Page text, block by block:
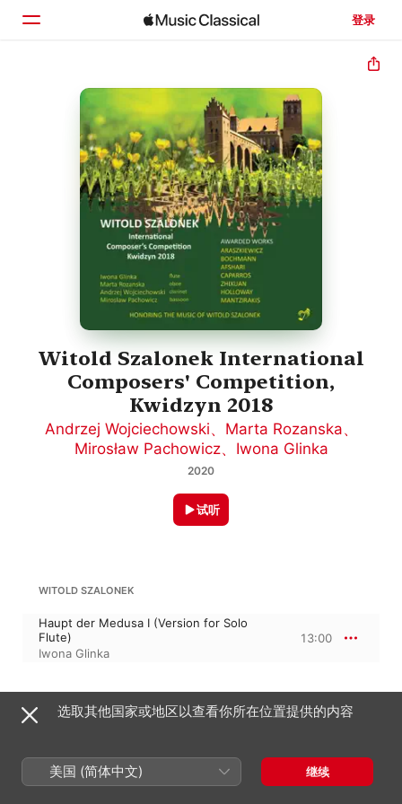
登录
主页
浏览
搜索
Witold Szalonek International
Composers' Competition,
Kwidzyn 2018
Andrzej Wojciechowski、 Marta Rozanska、
Mirosław Pachowicz、 Iwona Glinka
2020
试听
WITOLD SZALONEK
Haupt der Medusa I (Version for Solo
Flute)
Iwona Glinka
13:00
Marta Rozanska、Mirosław Pachowicz
选取其他国家或地区以查看你所在位置提供的内容
美国 (简体中文) 继续